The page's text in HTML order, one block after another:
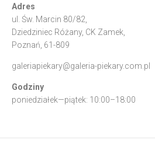
Adres
ul. Św. Marcin 80/82,
Dziedziniec Różany, CK Zamek,
Poznań, 61-809
galeriapiekary@galeria-piekary.com.pl
Godziny
poniedziałek—piątek: 10:00–18:00